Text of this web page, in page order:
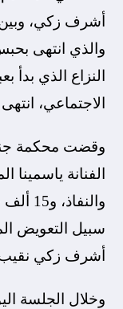
أشرف زكي، وبين
والذي انتهى
النزاع الذي
الاجتماعي،
وقضت محكمة جنح
الفنانة
سبيل التعويض
أشرف زكي نقيب
وخلال الجلسة